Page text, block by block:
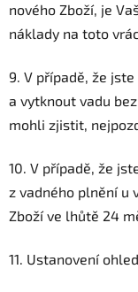
nového Zboží, je
náklady na toto
9. V případě, že
a vytknout vadu
mohli zjistit,
10. V případě, že
z vadného plnění u
Zboží ve lhůtě 24
11. Ustanovení